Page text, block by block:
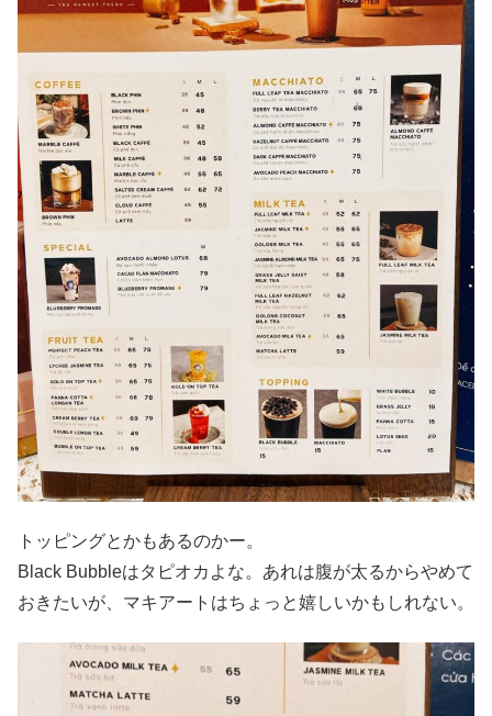
トッピングとかもあるのかー。
Black Bubbleはタピオカよな。あれは腹が太るからやめて
おきたいが、マキアートはちょっと嬉しいかもしれない。